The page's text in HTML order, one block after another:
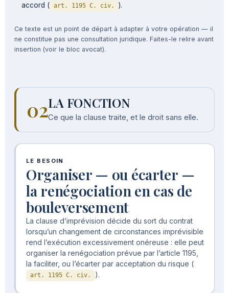
accord ( art. 1195 C. civ. ).
Ce texte est un point de départ à adapter à votre opération — il
ne constitue pas une consultation juridique. Faites-le relire avant
insertion (voir le bloc avocat).
02LA FONCTION
Ce que la clause traite, et le droit sans elle.
LE BESOIN
Organiser — ou écarter —
la renégociation en cas de
bouleversement
La clause d’imprévision décide du sort du contrat
lorsqu’un changement de circonstances imprévisible
rend l’exécution excessivement onéreuse : elle peut
organiser la renégociation prévue par l’article 1195,
la faciliter, ou l’écarter par acceptation du risque (
art. 1195 C. civ. ).